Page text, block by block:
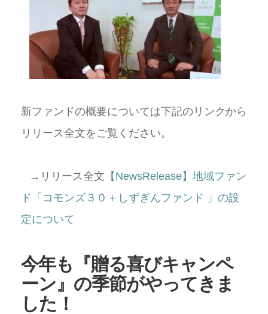
新ファンドの概要については下記のリンクから
リリース全文をご覧ください。
→ リリース全文 【NewsRelease】地域ファン
ド「コモンズ３０＋しずぎんファンド 」の設
定について
今年も『贈る喜びキャンペ
ーン』の季節がやってきま
した！